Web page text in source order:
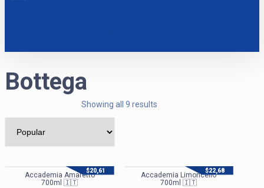
Bottega
Showing all 9 results
Accademia Amaretto
700ml 🇮🇹
$20,61
Accademia Limoncello
700ml 🇮🇹
$22,68